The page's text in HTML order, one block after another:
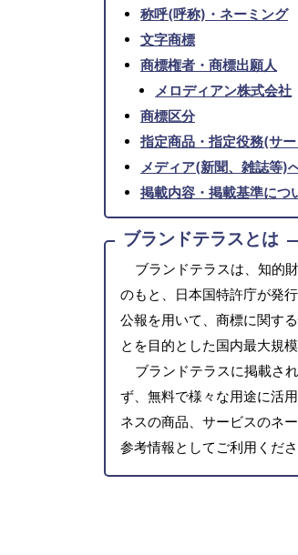
称呼(呼称)・ネーミング
文字商標
商標権者・商標出願人
メロディアン株式会社
商標区分
指定商品・指定役務(サ
メディア(新聞、雑誌等)
掲載内容・掲載基準につ
ブランドテラスとは
ブランドテラスは、知的
のもと、日本国特許庁が発
公報を用いて、商標に関す
とを目的とした国内最大規
ブランドテラスに掲載さ
ず、無料で様々な用途に活
ネスの商品、サービスのネ
参考情報としてご利用くださ